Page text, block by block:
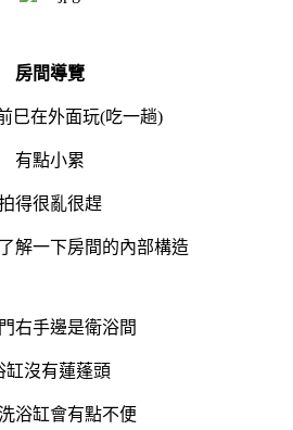
房間導覽
巳在外面玩(吃一趟)
有點小累
得很亂很趕
解一下房間的內部構造
右手邊是衛浴間
缸沒有蓮蓬頭
浴缸會有點不便